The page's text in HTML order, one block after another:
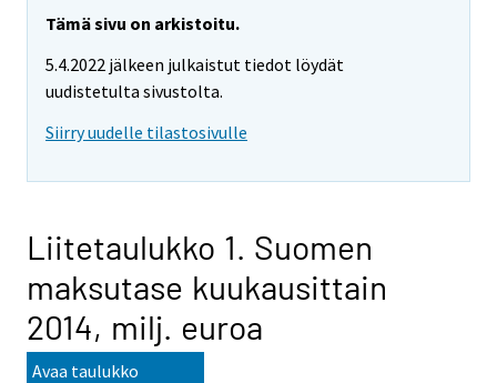
Tämä sivu on arkistoitu.
5.4.2022 jälkeen julkaistut tiedot löydät
uudistetulta sivustolta.
Siirry uudelle tilastosivulle
Liitetaulukko 1. Suomen
maksutase kuukausittain
2014, milj. euroa
Avaa taulukko